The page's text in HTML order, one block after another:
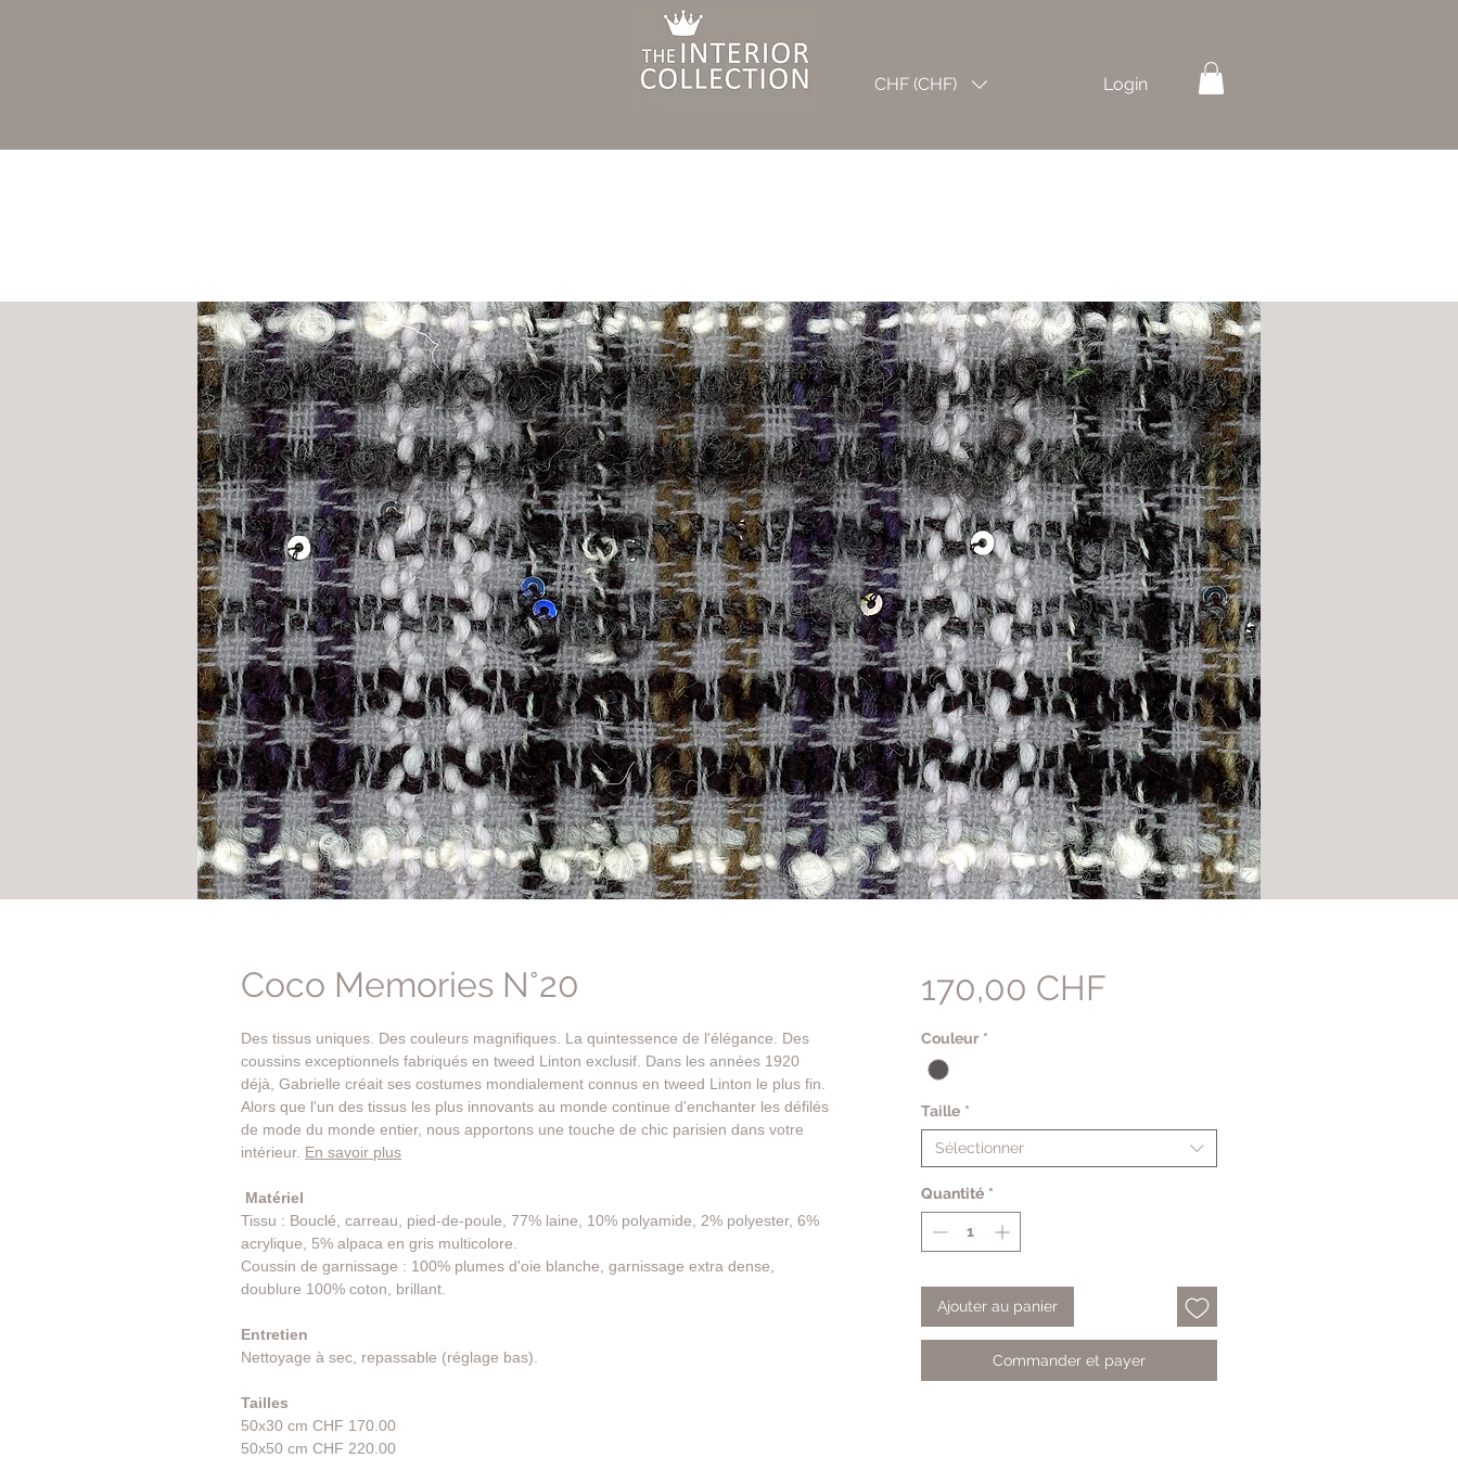
CHF (CHF) Login
Coco Memories N°20
Des tissus uniques. Des couleurs magnifiques. La quintessence de l'élégance. Des
coussins exceptionnels fabriqués en tweed Linton exclusif. Dans les années 1920
déjà, Gabrielle créait ses costumes mondialement connus en tweed Linton le plus fin.
Alors que l'un des tissus les plus innovants au monde continue d'enchanter les défilés
de mode du monde entier, nous apportons une touche de chic parisien dans votre
intérieur. En savoir plus
Matériel
Tissu : Bouclé, carreau, pied-de-poule, 77% laine, 10% polyamide, 2% polyester, 6%
acrylique, 5% alpaca en gris multicolore.
Coussin de garnissage : 100% plumes d'oie blanche, garnissage extra dense,
doublure 100% coton, brillant.
Entretien
Nettoyage à sec, repassable (réglage bas).
Tailles
50x30 cm CHF 170.00
50x50 cm CHF 220.00
170,00 CHFPrix
Couleur *
Taille *
Sélectionner
Quantité *
Ajouter au panier
Commander et payer